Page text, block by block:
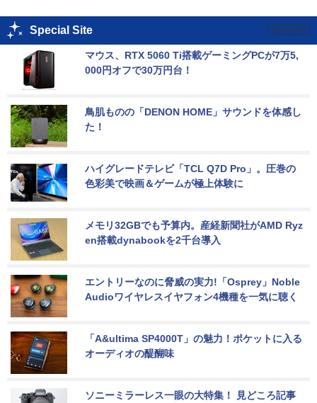
Special Site
マウス、RTX 5060 Ti搭載ゲーミングPCが7万5,
000円オフで30万円台！
鳥肌ものの「DENON HOME」サウンドを体感し
た！
ハイグレードテレビ「TCL Q7D Pro」。圧巻の
色彩美で映画＆ゲームが極上体験に
メモリ32GBでも予算内。産経新聞社がAMD Ryz
en搭載dynabookを2千台導入
エントリーなのに脅威の実力!「Osprey」Noble
Audioワイヤレスイヤフォン4機種を一気に聴く
「A&ultima SP4000T」の魅力！ポケットに入る
オーディオの醍醐味
ソニーミラーレス一眼の大特集！ 見どころ記事